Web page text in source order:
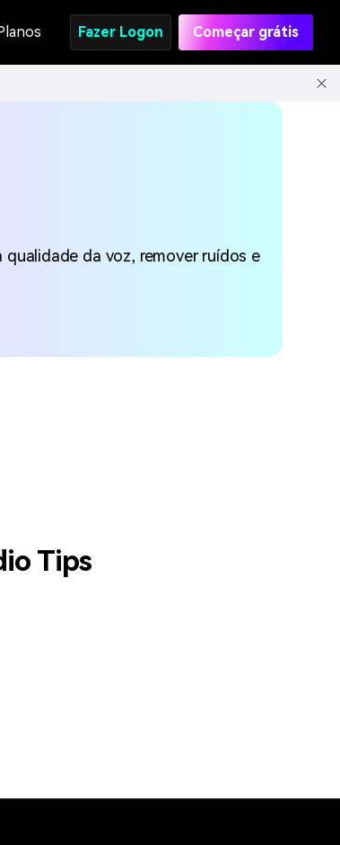
Fazer Logon Começar grátis
da voz, remover ruídos e
Tips